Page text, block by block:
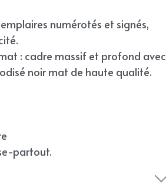
numérotés et signés,
: cadre massif et profond avec
noir mat de haute qualité.
partout.